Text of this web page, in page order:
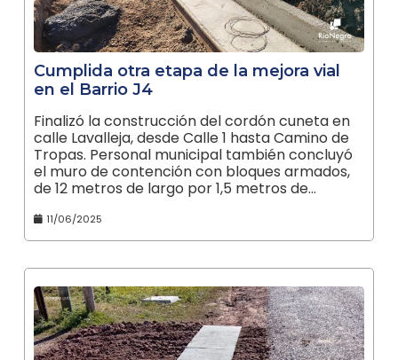
Cumplida otra etapa de la mejora vial
en el Barrio J4
Finalizó la construcción del cordón cuneta en
calle Lavalleja, desde Calle 1 hasta Camino de
Tropas. Personal municipal también concluyó
el muro de contención con bloques armados,
de 12 metros de largo por 1,5 metros de…
11/06/2025